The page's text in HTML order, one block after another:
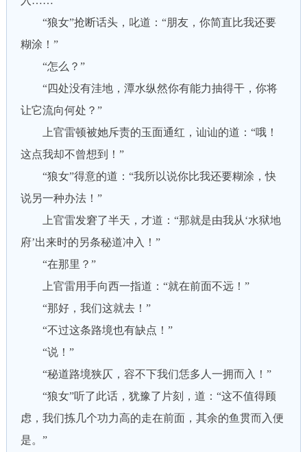
“狼女”抢断话头，叱道：“朋友，你简直比我还要
糊涂！”
“怎么？”
“四处没有洼地，潭水纵然你有能力抽得干，你将
让它流向何处？”
上官雷顿被她斥责的玉面通红，讪讪的道：“哦！
这点我却不曾想到！”
“狼女”得意的道：“我所以说你比我还要糊涂，快
说另一种办法！”
上官雷发窘了半天，才道：“那就是由我从‘水狱地
府’出来时的另条秘道冲入！”
“在那里？”
上官雷用手向西一指道：“就在前面不远！”
“那好，我们这就去！”
“不过这条路境也有缺点！”
“说！”
“秘道路境狭仄，容不下我们恁多人一拥而入！”
“狼女”听了此话，犹豫了片刻，道：“这不值得顾
虑，我们拣几个功力高的走在前面，其余的鱼贯而入便
是。”